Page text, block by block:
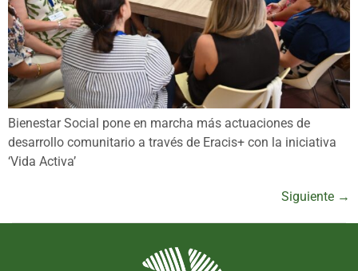
Bienestar Social pone en marcha más actuaciones de
desarrollo comunitario a través de Eracis+ con la iniciativa
‘Vida Activa’
Siguiente →